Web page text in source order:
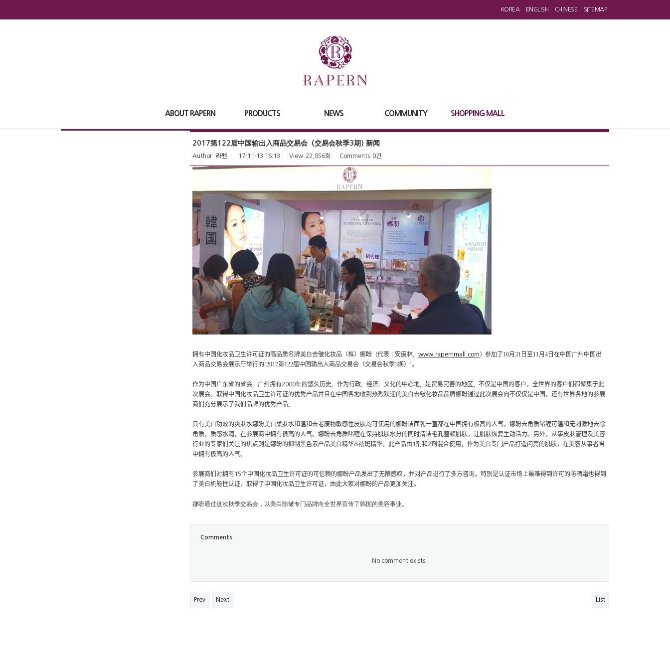
KOREA ENGLISH CHINESE SITEMAP
ABOUT RAPERN PRODUCTS NEWS COMMUNITY SHOPPING MALL
2017第122届中国输出入商品交易会（交易会秋季3期) 新闻
Author 라펜 17-11-13 16:13 View 22,856회 Comments 0건
拥有中国化妆品卫生许可证的高品质名牌美白去皱化妆品（株）娜盼 （代表 ： 安度林 www.rapernmall.com） 参加了 10月 31 日至11月 4 日在中国广州中国出
入商品交易会展示厅举行的‘2017第122届中国输出入商品交易会（交易会秋季3期）’。
作为中国广东省的省会 广州拥有2000年的悠久历史 作为行政 经济 文化的中心地 是贸易完善的地区
不仅是中国的客户，全世界的客户们都聚集于此
次展会。 取得中国化妆品卫生许可证的优秀产品并且在中国各地收到热烈欢迎的美白去皱化妆品品牌娜盼通过此次展会向不仅仅是中国，还有世界各地的参展
商们充分展示了我们品牌的优秀产品
具有美白功效的爽肤水娜盼美白柔肤水和温和去老废物敏感性皮肤均可使用的娜盼洁面乳一直都在中国拥有极高的人气，娜盼去角质啫喱可温和无刺激地去除
角质，质感水润，在参展商中拥有很高的人气。娜盼去角质啫喱在保持肌肤水分的同时清洁毛孔整顿肌肤，让肌肤恢复生动活力。另外，从事皮肤管理及美容
行业的专家们关注的焦点则是娜盼的抑制黑色素产品美白精华&祛斑精华。此产品由 1 剂和 2剂混合使用，作为美白专门产品打造闪亮的肌肤，在美容从事者当
中拥有极高的人气。
参展商们对拥有15个中国化妆品卫生许可证的可信赖的娜盼产品发出了无限感叹，并对产品进行了多方咨询。特别是认证市场上最难得到许可的防晒霜也得到
了美白机能性认证，取得了中国化妆品卫生许可证，由此大家对娜盼的产品更加关注。
娜盼通过这次秋季交易会，以美白除皱专门品牌向全世界宣传了韩国的美容事业。
Comments
No comment exists.
Prev Next List